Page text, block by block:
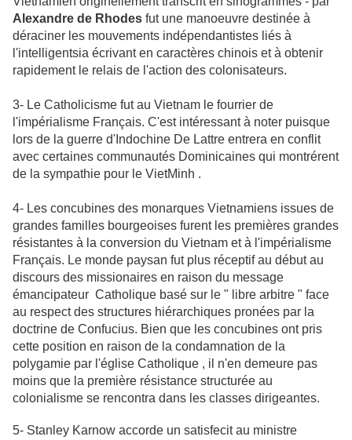
Alexandre de Rhodes fut une manoeuvre destinée à
déraciner les mouvements indépendantistes liés à
l'intelligentsia écrivant en caractères chinois et à obtenir
rapidement le relais de l'action des colonisateurs.
3- Le Catholicisme fut au Vietnam le fourrier de
l'impérialisme Français. C'est intéressant à noter puisque
lors de la guerre d'Indochine De Lattre entrera en conflit
avec certaines communautés Dominicaines qui montrérent
de la sympathie pour le VietMinh .
4- Les concubines des monarques Vietnamiens issues de
grandes familles bourgeoises furent les premières grandes
résistantes à la conversion du Vietnam et à l'impérialisme
Français. Le monde paysan fut plus réceptif au début au
discours des missionaires en raison du message
émancipateur Catholique basé sur le " libre arbitre " face
au respect des structures hiérarchiques pronées par la
doctrine de Confucius. Bien que les concubines ont pris
cette position en raison de la condamnation de la
polygamie par l'église Catholique , il n'en demeure pas
moins que la première résistance structurée au
colonialisme se rencontra dans les classes dirigeantes.
5- Stanley Karnow accorde un satisfecit au ministre